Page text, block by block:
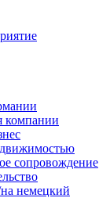
компании
сопровождение
немецкий